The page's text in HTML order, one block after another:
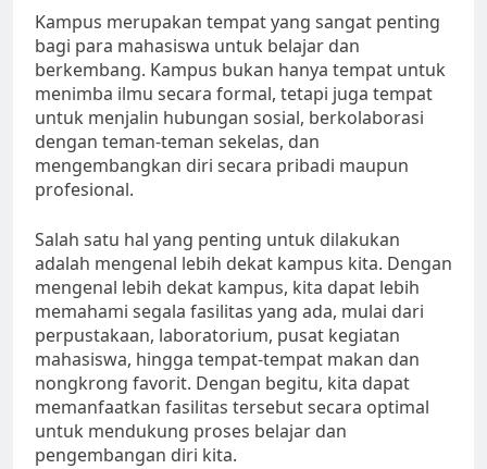
Kampus merupakan tempat yang sangat penting
bagi para mahasiswa untuk belajar dan
berkembang. Kampus bukan hanya tempat untuk
menimba ilmu secara formal, tetapi juga tempat
untuk menjalin hubungan sosial, berkolaborasi
dengan teman-teman sekelas, dan
mengembangkan diri secara pribadi maupun
profesional.
Salah satu hal yang penting untuk dilakukan
adalah mengenal lebih dekat kampus kita. Dengan
mengenal lebih dekat kampus, kita dapat lebih
memahami segala fasilitas yang ada, mulai dari
perpustakaan, laboratorium, pusat kegiatan
mahasiswa, hingga tempat-tempat makan dan
nongkrong favorit. Dengan begitu, kita dapat
memanfaatkan fasilitas tersebut secara optimal
untuk mendukung proses belajar dan
pengembangan diri kita.